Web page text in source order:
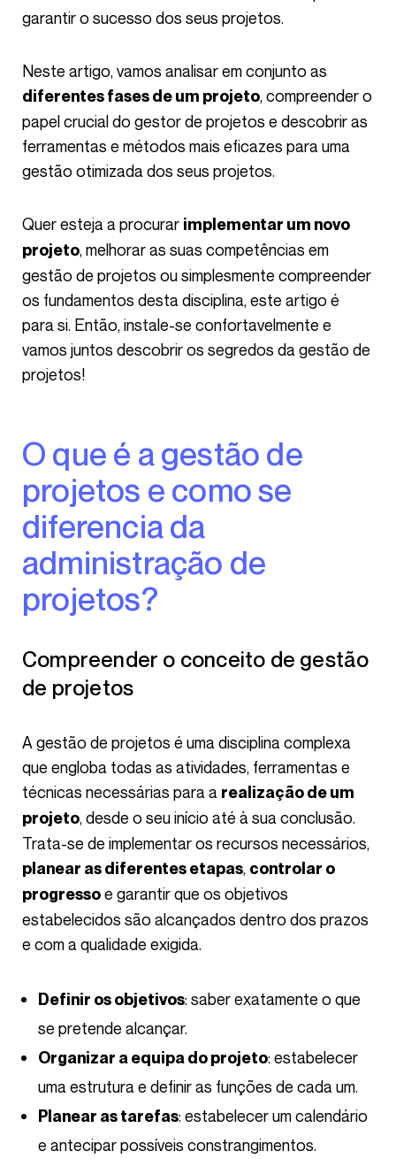
garantir o sucesso dos seus projetos.
Neste artigo, vamos analisar em conjunto as
diferentes fases de um projeto, compreender o
papel crucial do gestor de projetos e descobrir as
ferramentas e métodos mais eficazes para uma
gestão otimizada dos seus projetos.
Quer esteja a procurar implementar um novo
projeto, melhorar as suas competências em
gestão de projetos ou simplesmente compreender
os fundamentos desta disciplina, este artigo é
para si. Então, instale-se confortavelmente e
vamos juntos descobrir os segredos da gestão de
projetos!
O que é a gestão de
projetos e como se
diferencia da
administração de
projetos?
Compreender o conceito de gestão
de projetos
A gestão de projetos é uma disciplina complexa
que engloba todas as atividades, ferramentas e
técnicas necessárias para a realização de um
projeto, desde o seu início até à sua conclusão.
Trata-se de implementar os recursos necessários,
planear as diferentes etapas, controlar o
progressoe garantir que os objetivos
estabelecidos são alcançados dentro dos prazos
e com a qualidade exigida.
Definir os objetivos: saber exatamente o que
se pretende alcançar.
Organizar a equipa do projeto: estabelecer
uma estrutura e definir as funções de cada um.
Planear as tarefas: estabelecer um calendário
e antecipar possíveis constrangimentos.